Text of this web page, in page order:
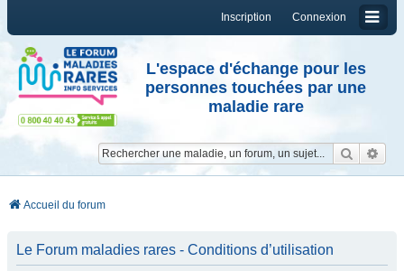
Connexion
Inscription
L'espace d'échange pour les
personnes touchées par une
maladie rare
Accueil du forum
Le Forum maladies rares - Conditions d’utilisation